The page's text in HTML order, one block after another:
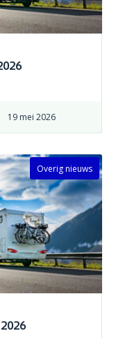
19 mei 2026
Overig nieuws